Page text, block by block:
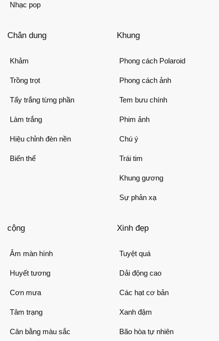
Nhạc pop
Chân dung
Khảm
Trồng trọt
Tẩy trắng từng phần
Làm trắng
Hiệu chỉnh đèn nền
Biến thể
Khung
Phong cách Polaroid
Phong cách ảnh
Tem bưu chính
Phim ảnh
Chú ý
Trái tim
Khung gương
Sự phản xạ
cộng
Âm màn hình
Huyết tương
Cơn mưa
Tâm trạng
Cân bằng màu sắc
Xinh đẹp
Tuyệt quá
Dải động cao
Các hạt cơ bản
Xanh đậm
Bão hòa tự nhiên